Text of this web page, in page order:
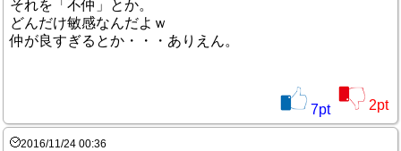
それを「不仲」とか。
どんだけ敏感なんだよｗ
仲が良すぎるとか・・・ありえん。
7pt 2pt
2016/11/24 00:36